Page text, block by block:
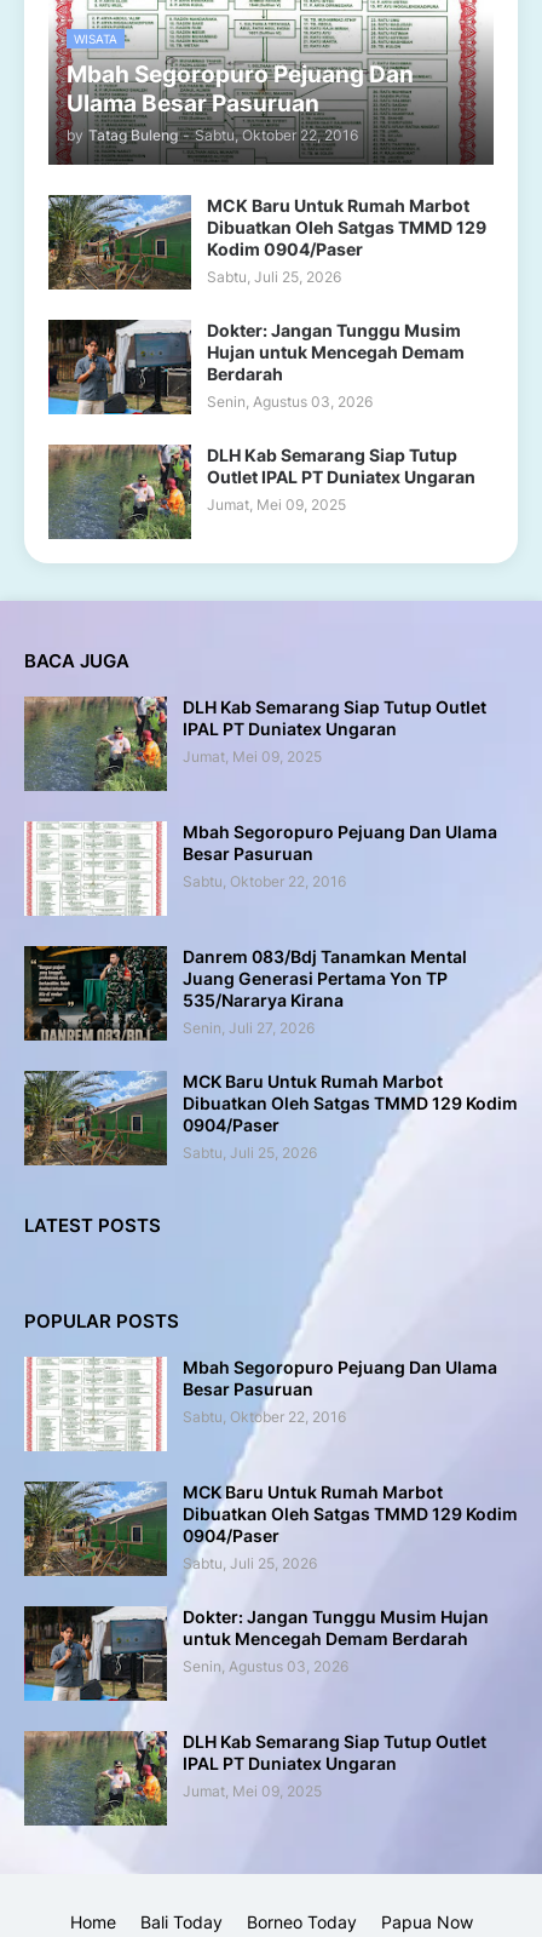
WISATA
Mbah Segoropuro Pejuang Dan
Ulama Besar Pasuruan
by Tatag Buleng - Sabtu, Oktober 22, 2016
MCK Baru Untuk Rumah Marbot
Dibuatkan Oleh Satgas TMMD 129
Kodim 0904/Paser
Sabtu, Juli 25, 2026
Dokter: Jangan Tunggu Musim
Hujan untuk Mencegah Demam
Berdarah
Senin, Agustus 03, 2026
DLH Kab Semarang Siap Tutup
Outlet IPAL PT Duniatex Ungaran
Jumat, Mei 09, 2025
BACA JUGA
DLH Kab Semarang Siap Tutup Outlet
IPAL PT Duniatex Ungaran
Jumat, Mei 09, 2025
Mbah Segoropuro Pejuang Dan Ulama
Besar Pasuruan
Sabtu, Oktober 22, 2016
Danrem 083/Bdj Tanamkan Mental
Juang Generasi Pertama Yon TP
535/Nararya Kirana
Senin, Juli 27, 2026
MCK Baru Untuk Rumah Marbot
Dibuatkan Oleh Satgas TMMD 129 Kodim
0904/Paser
Sabtu, Juli 25, 2026
LATEST POSTS
POPULAR POSTS
Mbah Segoropuro Pejuang Dan Ulama
Besar Pasuruan
Sabtu, Oktober 22, 2016
MCK Baru Untuk Rumah Marbot
Dibuatkan Oleh Satgas TMMD 129 Kodim
0904/Paser
Sabtu, Juli 25, 2026
Dokter: Jangan Tunggu Musim Hujan
untuk Mencegah Demam Berdarah
Senin, Agustus 03, 2026
DLH Kab Semarang Siap Tutup Outlet
IPAL PT Duniatex Ungaran
Jumat, Mei 09, 2025
Home Bali Today Borneo Today Papua Now